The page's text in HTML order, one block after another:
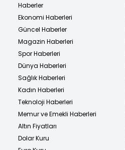
Haberler
Ekonomi Haberleri
Güncel Haberler
Magazin Haberleri
Spor Haberleri
Dünya Haberleri
Sağlık Haberleri
Kadın Haberleri
Teknoloji Haberleri
Memur ve Emekli Haberleri
Altın Fiyatları
Dolar Kuru